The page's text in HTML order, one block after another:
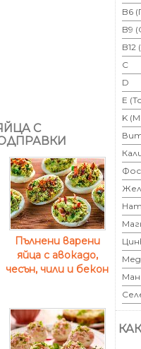
С
Пълнени варени
яйца с авокадо,
чесън, чили и бекон
B6
B9
B12
C
D
E
K
Мед